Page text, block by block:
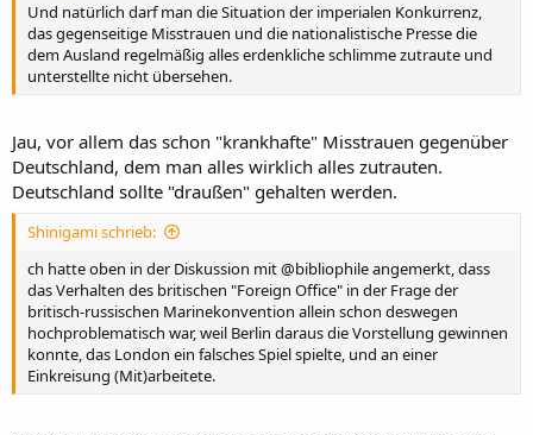
Und natürlich darf man die Situation der imperialen Konkurrenz,
das gegenseitige Misstrauen und die nationalistische Presse die
dem Ausland regelmäßig alles erdenkliche schlimme zutraute und
unterstellte nicht übersehen.
Jau, vor allem das schon "krankhafte" Misstrauen gegenüber
Deutschland, dem man alles wirklich alles zutrauten.
Deutschland sollte "draußen" gehalten werden.
Shinigami schrieb:
ch hatte oben in der Diskussion mit @bibliophile angemerkt, dass
das Verhalten des britischen "Foreign Office" in der Frage der
britisch-russischen Marinekonvention allein schon deswegen
hochproblematisch war, weil Berlin daraus die Vorstellung gewinnen
konnte, das London ein falsches Spiel spielte, und an einer
Einkreisung (Mit)arbeitete.